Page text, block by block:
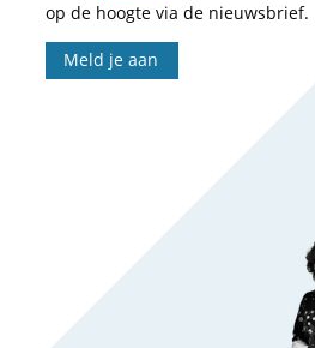
op de hoogte via de nieuwsbrief.
Meld je aan